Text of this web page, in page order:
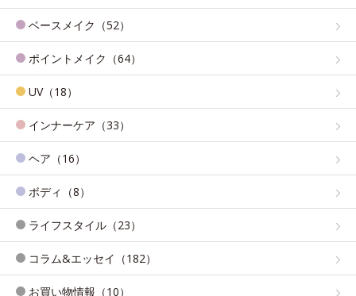
ベースメイク（52）
ポイントメイク（64）
UV（18）
インナーケア（33）
ヘア（16）
ボディ（8）
ライフスタイル（23）
コラム&エッセイ（182）
お買い物情報（10）